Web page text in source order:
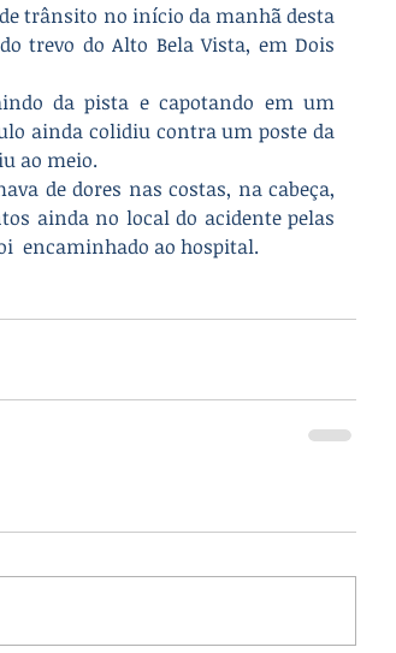
trânsito no início da manhã desta
trevo do Alto Bela Vista, em Dois
da pista e capotando em um
ainda colidiu contra um poste da
ao meio.
de dores nas costas, na cabeça,
ainda no local do acidente pelas
encaminhado ao hospital.